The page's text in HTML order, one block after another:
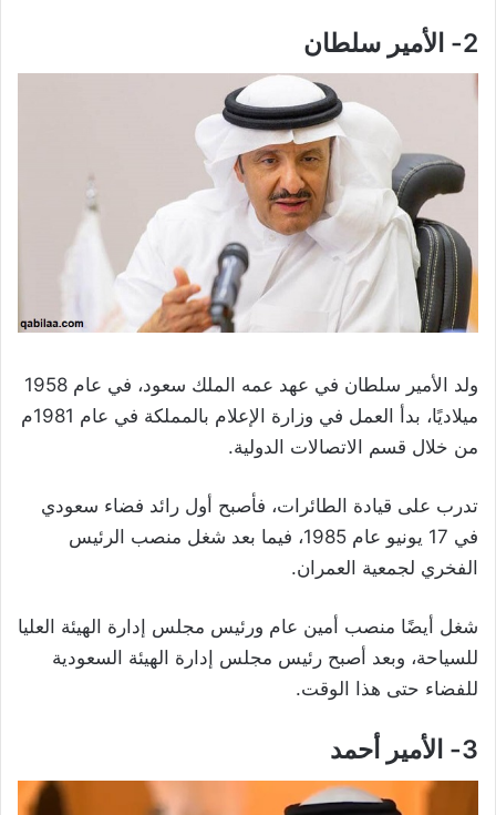
2- الأمير سلطان
ولد الأمير سلطان في عهد عمه الملك سعود، في عام 1958
ميلاديًا، بدأ العمل في وزارة الإعلام بالمملكة في عام 1981م
من خلال قسم الاتصالات الدولية.
تدرب على قيادة الطائرات، فأصبح أول رائد فضاء سعودي
في 17 يونيو عام 1985، فيما بعد شغل منصب الرئيس
الفخري لجمعية العمران.
شغل أيضًا منصب أمين عام ورئيس مجلس إدارة الهيئة العليا
للسياحة، وبعد أصبح رئيس مجلس إدارة الهيئة السعودية
للفضاء حتى هذا الوقت.
3- الأمير أحمد